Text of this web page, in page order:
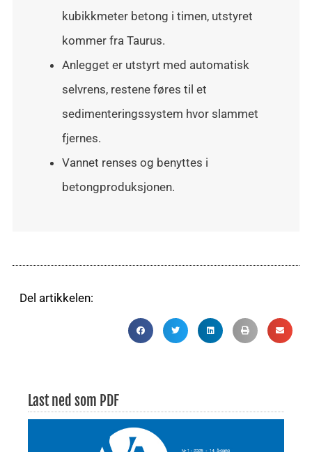
kubikkmeter betong i timen, utstyret
kommer fra Taurus.
Anlegget er utstyrt med automatisk
selvrens, restene føres til et
sedimenteringssystem hvor slammet
fjernes.
Vannet renses og benyttes i
betongproduksjonen.
Del artikkelen:
Last ned som PDF